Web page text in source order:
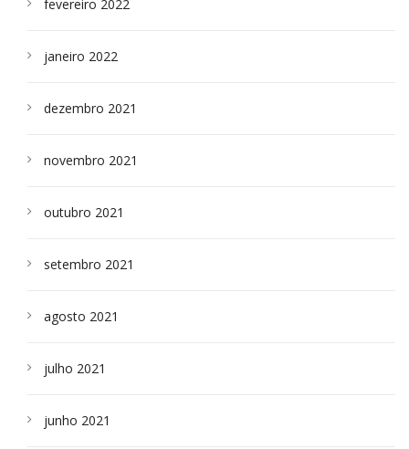
fevereiro 2022
janeiro 2022
dezembro 2021
novembro 2021
outubro 2021
setembro 2021
agosto 2021
julho 2021
junho 2021